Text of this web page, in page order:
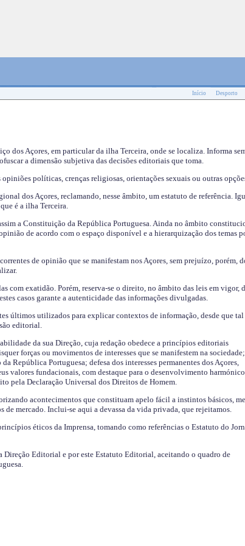
Início Desporto
dos Açores, em particular da ilha Terceira, onde se localiza. Informa
a dimensão subjetiva das decisões editoriais que toma.
políticas, crenças religiosas, orientações sexuais ou outras
dos Açores, reclamando, nesse âmbito, um estatuto de referência.
é a ilha Terceira.
a Constituição da República Portuguesa. Ainda no âmbito
de acordo com o espaço disponível e a hierarquização dos temas
de opinião que se manifestam nos Açores, sem prejuízo, porém,
com exatidão. Porém, reserva-se o direito, no âmbito das leis em vigor,
casos garante a autenticidade das informações divulgadas.
últimos utilizados para explicar contextos de informação, desde que tal
editorial.
da sua Direção, cuja redação obedece a princípios editoriais
forças ou movimentos de interesses que se manifestem na sociedade;
República Portuguesa; defesa dos interesses permanentes dos Açores,
valores fundacionais, com destaque para o desenvolvimento
pela Declaração Universal dos Direitos de Homem.
acontecimentos que constituam apelo fácil a instintos básicos,
de mercado. Inclui-se aqui a devassa da vida privada, que rejeitamos.
éticos da Imprensa, tomando como referências o Estatuto do
Direção Editorial e por este Estatuto Editorial, aceitando o quadro de